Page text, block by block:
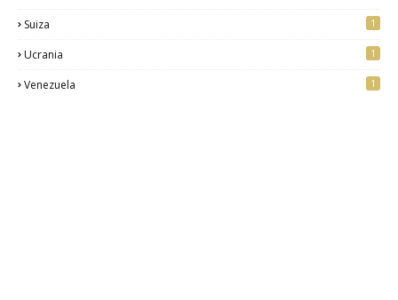
Suiza
1
Ucrania 1
Venezuela 1